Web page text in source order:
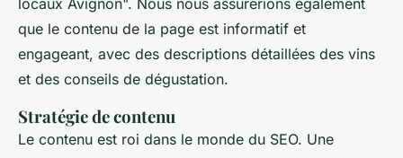
locaux Avignon". Nous nous assurerions également
que le contenu de la page est informatif et
engageant, avec des descriptions détaillées des vins
et des conseils de dégustation.
Stratégie de contenu
Le contenu est roi dans le monde du SEO. Une